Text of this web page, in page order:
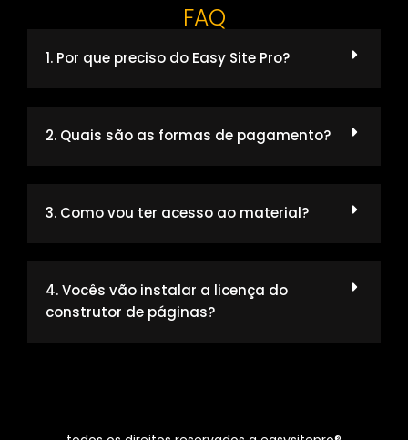
FAQ
1. Por que preciso do Easy Site Pro?
2. Quais são as formas de pagamento?
3. Como vou ter acesso ao material?
4. Vocês vão instalar a licença do
construtor de páginas?